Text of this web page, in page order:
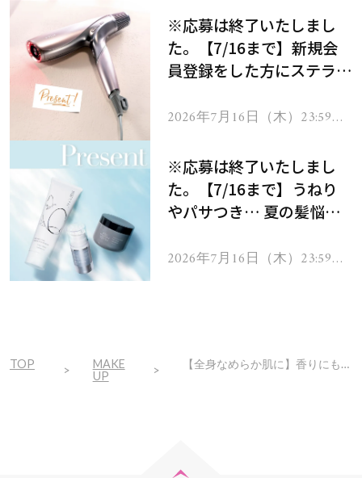
※応募は終了いたしまし
た。【7/16まで】新規会
員登録をした方にステラボ
ヘアドライヤー ジュエル
2026年7月16日（木）23:59ま
※応募は終了いたしまし
た。【7/16まで】うねり
やパサつき… 夏の髪悩み
ムを13名様にプレゼン
2026年7月16日（木）23:59ま
TOP
MAKE
UP
【全身なめらか肌に】香りにもうっとり！指先までの全身ケアが叶う4点